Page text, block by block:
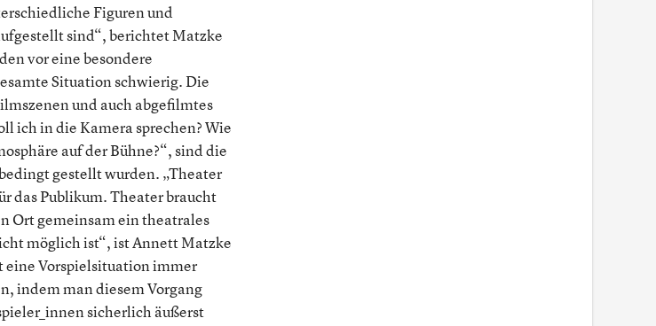
Figuren und
sind“, berichtet Matzke
vor eine besondere
Situation schwierig. Die
und auch abgefilmtes
ich in die Kamera sprechen? Wie
auf der Bühne?“, sind die
gestellt wurden. „Theater
das Publikum. Theater braucht
Ort gemeinsam ein theatrales
möglich ist“, ist Annett Matzke
eine Vorspielsituation immer
indem man diesem Vorgang
sicherlich äußerst